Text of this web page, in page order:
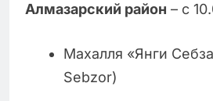
Алмазарский район – с
Махалля «Янги
Sebzor)